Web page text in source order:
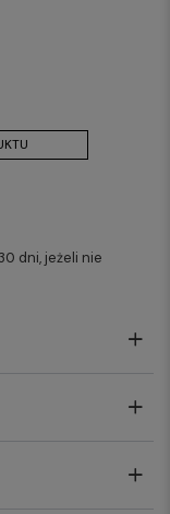
dni, jeżeli nie